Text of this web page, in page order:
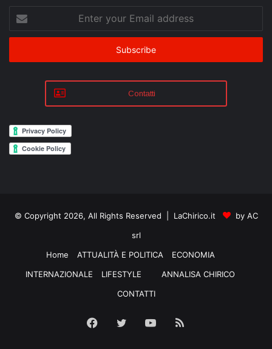
your
Email
Contatti
© Copyright 2026, All Rights Reserved | LaChirico.it
by AC
srl
Home
ATTUALITÀ E POLITICA
ECONOMIA
INTERNAZIONALE
LIFESTYLE
ANNALISA CHIRICO
CONTATTI
Facebook
Twitter YouTube